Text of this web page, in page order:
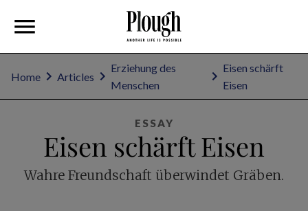
Home Articles
Erziehung des
Menschen
Eisen schärft
Eisen
ESSAY
Eisen schärft Eisen
Wahre Freundschaft überwindet Gräben.